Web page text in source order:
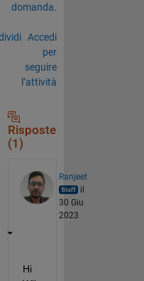
domanda.
Accedi
per
seguire
l’attività
Risposte
(1)
Ranjeet
il
30 Giu
2023
Hi